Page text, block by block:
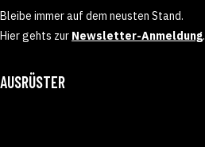
Bleibe immer auf dem neusten Stand.
Hier gehts zur Newsletter-Anmeldung.
AUSRÜSTER